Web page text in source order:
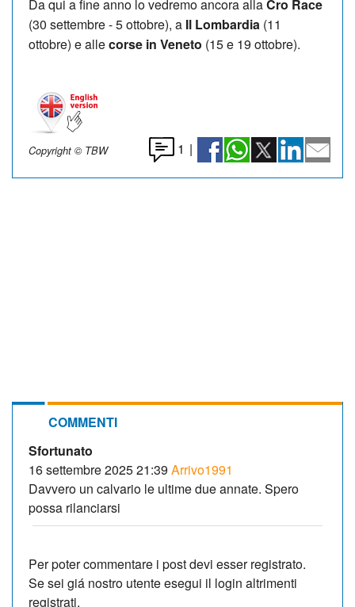
Da qui a fine anno lo vedremo ancora allaCro Race
(30 settembre - 5 ottobre), a Il Lombardia (11
ottobre) e allecorse in Veneto (15 e 19 ottobre).
Copyright © TBW 1 |
COMMENTI
Sfortunato
16 settembre 2025 21:39 Arrivo1991
Davvero un calvario le ultime due annate. Spero
possa rilanciarsi
Per poter commentare i post devi esser registrato.
Se sei giá nostro utente esegui il login altrimenti
registrati.